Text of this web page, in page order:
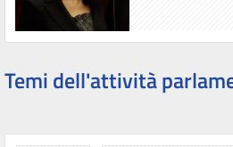
Temi dell'attività